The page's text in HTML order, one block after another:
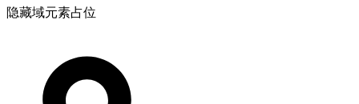
隐藏域元素占位